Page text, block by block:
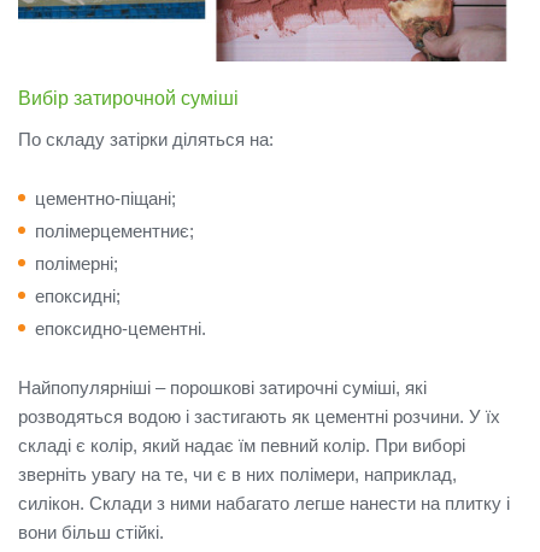
Вибір затирочной суміші
По складу затірки діляться на:
цементно-піщані;
полімерцементниє;
полімерні;
епоксидні;
епоксидно-цементні.
Найпопулярніші – порошкові затирочні суміші, які
розводяться водою і застигають як цементні розчини. У їх
складі є колір, який надає їм певний колір. При виборі
зверніть увагу на те, чи є в них полімери, наприклад,
силікон. Склади з ними набагато легше нанести на плитку і
вони більш стійкі.